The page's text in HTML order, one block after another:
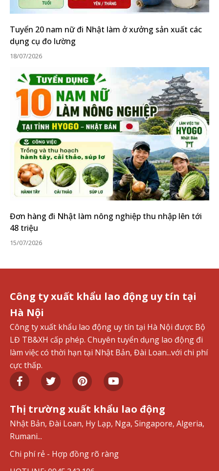
Tuyển 20 nam nữ đi Nhật làm ở xưởng sản xuất các
dụng cụ đo lường
18/07/2026
Đơn hàng đi Nhật làm nông nghiệp thu nhập lên tới
48 triệu
15/07/2026
Công ty xuất khẩu lao động uy tín tại
Hà Nội
Công ty xuất khẩu lao động uy tín tại Hà Nội được Bộ
LĐ TB&XH cấp phép. Chuyên tuyển dụng lao động đi
làm việc có thời hạn tại Nhật Bản, Đài Loan...với chi phí
cực thấp.
Thị trường xuất khẩu lao động
Nhật Bản, Đài Loan, Hy Lạp, Nga, Singapore, Algeria,
Rumani...
Chi phí rẻ - Hợp đồng rõ ràng